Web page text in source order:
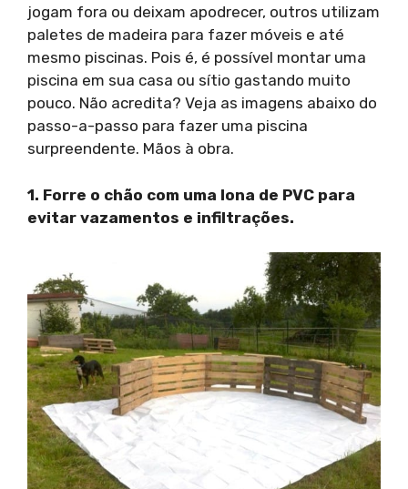
jogam fora ou deixam apodrecer, outros utilizam
paletes de madeira para fazer móveis e até
mesmo piscinas. Pois é, é possível montar uma
piscina em sua casa ou sítio gastando muito
pouco. Não acredita? Veja as imagens abaixo do
passo-a-passo para fazer uma piscina
surpreendente. Mãos à obra.
1. Forre o chão com uma lona de PVC para
evitar vazamentos e infiltrações.